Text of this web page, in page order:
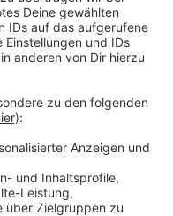
und 13.06.
fortzusetzen,
und Juli zwei neue
an.